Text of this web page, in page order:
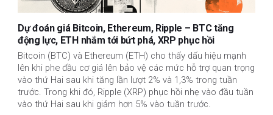
Dự đoán giá Bitcoin, Ethereum, Ripple – BTC tăng
động lực, ETH nhắm tới bứt phá, XRP phục hồi
Bitcoin (BTC) và Ethereum (ETH) cho thấy dấu hiệu mạnh
lên khi phe đầu cơ giá lên bảo vệ các mức hỗ trợ quan trọng
vào thứ Hai sau khi tăng lần lượt 2% và 1,3% trong tuần
trước. Trong khi đó, Ripple (XRP) phục hồi nhẹ vào đầu tuần
vào thứ Hai sau khi giảm hơn 5% vào tuần trước.